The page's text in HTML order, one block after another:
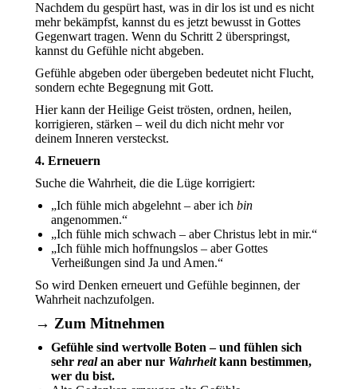
Nachdem du gespürt hast, was in dir los ist und es nicht
mehr bekämpfst, kannst du es jetzt bewusst in Gottes
Gegenwart tragen. Wenn du Schritt 2 überspringst,
kannst du Gefühle nicht abgeben.
Gefühle abgeben oder übergeben bedeutet nicht Flucht,
sondern echte Begegnung mit Gott.
Hier kann der Heilige Geist trösten, ordnen, heilen,
korrigieren, stärken – weil du dich nicht mehr vor
deinem Inneren versteckst.
4. Erneuern
Suche die Wahrheit, die die Lüge korrigiert:
„Ich fühle mich abgelehnt – aber ich bin
angenommen.“
„Ich fühle mich schwach – aber Christus lebt in mir.“
„Ich fühle mich hoffnungslos – aber Gottes
Verheißungen sind Ja und Amen.“
So wird Denken erneuert und Gefühle beginnen, der
Wahrheit nachzufolgen.
→ Zum Mitnehmen
Gefühle sind wertvolle Boten – und fühlen sich
sehr realan aber nur Wahrheitkann bestimmen,
wer du bist.